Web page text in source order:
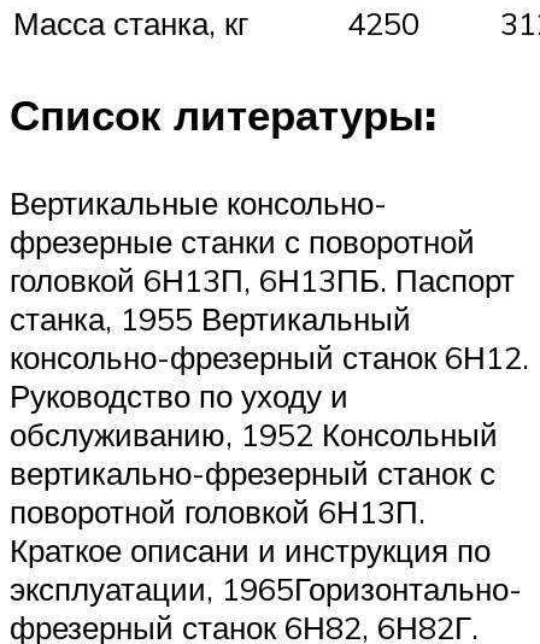
Масса станка, кг
4250
Список литературы:
Вертикальные консольно-
фрезерные станки с поворотной
головкой 6Н13П, 6Н13ПБ. Паспорт
станка, 1955 Вертикальный
консольно-фрезерный станок 6Н12.
Руководство по уходу и
обслуживанию, 1952 Консольный
вертикально-фрезерный станок с
поворотной головкой 6Н13П.
Краткое описани и инструкция по
эксплуатации, 1965Горизонтально-
фрезерный станок 6Н82, 6Н82Г.